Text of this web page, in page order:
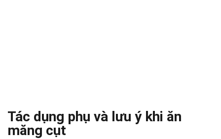
Tác dụng phụ và lưu ý khi ăn
măng cụt